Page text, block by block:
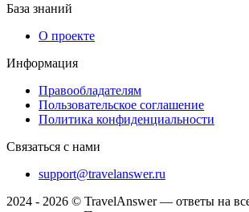
База знаний
О проекте
Информация
Правообладателям
Пользовательское соглашение
Политика конфиденциальности
Связаться с нами
support@travelanswer.ru
2024 - 2026 © TravelAnswer — ответы на